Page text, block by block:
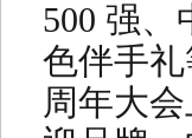
500 强
色伴手
周年大